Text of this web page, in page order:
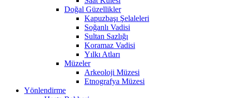
Doğal Güzellikler
Kapuzbaşı Şelaleleri
Soğanlı Vadisi
Sultan Sazlığı
Koramaz Vadisi
Yılkı Atları
Müzeler
Arkeoloji Müzesi
Etnografya Müzesi
Yönlendirme